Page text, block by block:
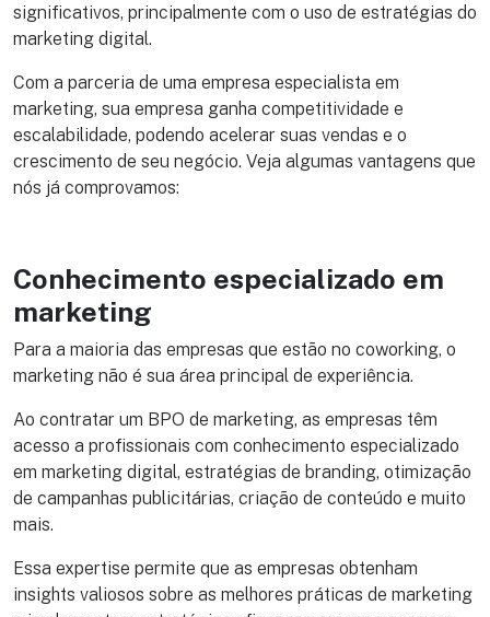
significativos, principalmente com o uso de estratégias do
marketing digital.
Com a parceria de uma empresa especialista em
marketing, sua empresa ganha competitividade e
escalabilidade, podendo acelerar suas vendas e o
crescimento de seu negócio. Veja algumas vantagens que
nós já comprovamos:
Conhecimento especializado em
marketing
Para a maioria das empresas que estão no coworking, o
marketing não é sua área principal de experiência.
Ao contratar um BPO de marketing, as empresas têm
acesso a profissionais com conhecimento especializado
em marketing digital, estratégias de branding, otimização
de campanhas publicitárias, criação de conteúdo e muito
mais.
Essa expertise permite que as empresas obtenham
insights valiosos sobre as melhores práticas de marketing